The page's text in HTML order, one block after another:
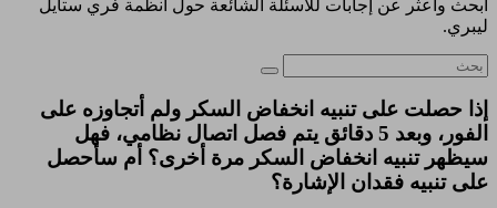
ابحث واعثر عن إجابات للأسئلة الشائعة حول أنظمة فري ستايل
ليبري.
إذا حصلت على تنبيه انخفاض السكر ولم أتجاوزه على
الفور، وبعد 5 دقائق يتم فصل اتصال نظامي، فهل
سيظهر تنبيه انخفاض السكر مرة أخرى؟ أم سأحصل
على تنبيه فقدان الإشارة؟